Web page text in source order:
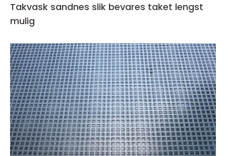
Takvask sandnes slik bevares taket lengst
mulig